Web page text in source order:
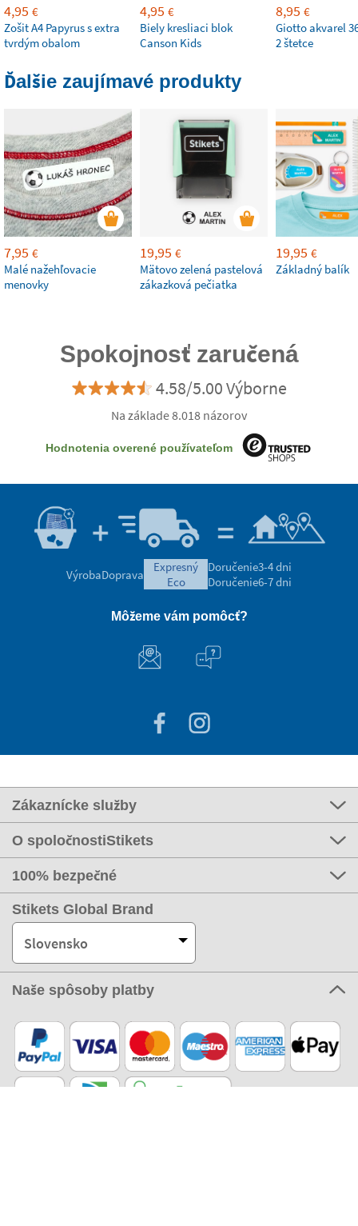
4,95 €
Zošit A4 Papyrus s extra
tvrdým obalom
4,95 €
Biely kresliaci blok
Canson Kids
8,95 €
Giotto akvarel
2 štetce
Ďalšie zaujímavé produkty
7,95 €
Malé nažehľovacie
menovky
19,95 €
Mätovo zelená pastelová
zákazková pečiatka
19,95 €
Základný balík
Spokojnosť zaručená
4.58/5.00 Výborne
Na základe 8.018 názorov
Hodnotenia overené používateľom
VýrobaDoprava
expresný
eco
Doručenie3-4 dni
Doručenie6-7 dni
Môžeme vám pomôcť?
Zákaznícke služby
O spoločnostiStikets
100% bezpečné
Stikets Global Brand
Slovensko
Naše spôsoby platby